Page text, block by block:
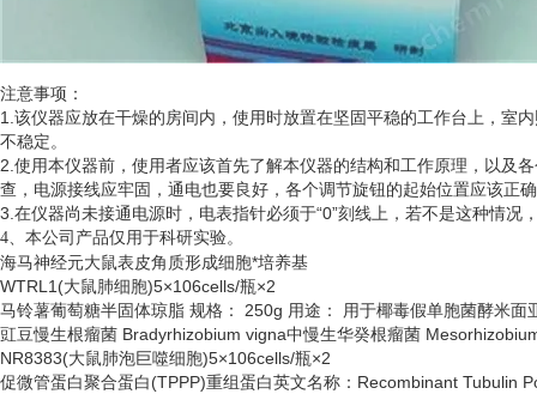
注意事项：
1.该仪器应放在干燥的房间内，使用时放置在坚固平稳的工作台上，室
不稳定。
2.使用本仪器前，使用者应该首先了解本仪器的结构和工作原理，以及
查，电源接线应牢固，通电也要良好，各个调节旋钮的起始位置应该正
3.在仪器尚未接通电源时，电表指针必须于“0”刻线上，若不是这种情况
4 本公司产品仅用于科研实验。
海马神经元大鼠表皮角质形成细胞*培养基
WTRL1(大鼠肺细胞)5×106cells/瓶×2
马铃薯葡萄糖半固体琼脂 规格：
250g 用途： 用于椰毒假单胞菌酵米面
豇豆慢生根瘤菌 Bradyrhizobium vigna中慢生华癸根瘤菌
NR8383(大鼠肺泡巨噬细胞)5×106cells/瓶×2
促微管蛋白聚合蛋白(TPPP)重组蛋白英文名称：Recombinant Tubulin